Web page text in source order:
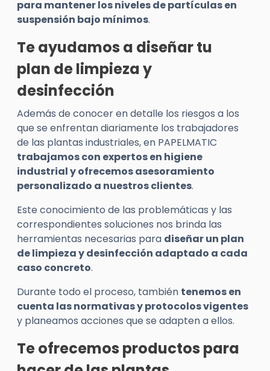
para mantener los niveles de partículas en
suspensión bajo mínimos.
Te ayudamos a diseñar tu
plan de limpieza y
desinfección
Además de conocer en detalle los riesgos a los
que se enfrentan diariamente los trabajadores
de las plantas industriales, en PAPELMATIC
trabajamos con expertos en higiene
industrial y ofrecemos asesoramiento
personalizado a nuestros clientes.
Este conocimiento de las problemáticas y las
correspondientes soluciones nos brinda las
herramientas necesarias para diseñar un plan
de limpieza y desinfección adaptado a cada
caso concreto.
Durante todo el proceso, también tenemos en
cuenta las normativas y protocolos vigentes
y planeamos acciones que se adapten a ellos.
Te ofrecemos productos para